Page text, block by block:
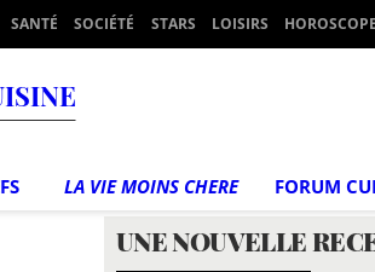
SANTÉ SOCIÉTÉ STARS LOISIRS HOROSCOPE
LA VIE MOINS CHERE FORUM
UNE NOUVELLE